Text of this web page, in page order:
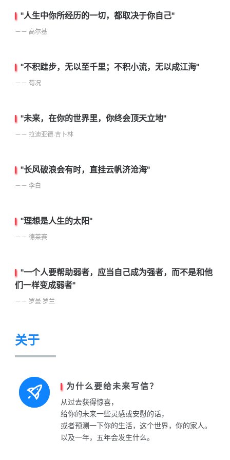
"人生中你所经历的一切，都取决于你自己"
－－ 高尔基
"不积跬步，无以至千里；不积小流，无以成江海"
－－ 荀况
"未来，在你的世界里，你终会顶天立地"
－－ 拉迪亚德·吉卜林
"长风破浪会有时，直挂云帆济沧海"
－－ 李白
"理想是人生的太阳"
－－ 德莱赛
"一个人要帮助弱者，应当自己成为强者，而不是和他
们一样变成弱者"
－－ 罗曼·罗兰
关于
为什么要给未来写信？
从过去获得惊喜，
给你的未来一些灵感或安慰的话，
或者预测一下你的生活，这个世界，你的家人。
以及一年，五年会发生什么。